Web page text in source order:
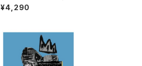
メトロポリタンクロスボトル MCB-30-65 ピグ
¥4,290